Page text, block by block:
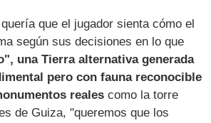
que el jugador sienta cómo el
según sus decisiones en lo que
una Tierra alternativa generada
pero con fauna reconocible
reales como la torre
de Guiza, "queremos que los